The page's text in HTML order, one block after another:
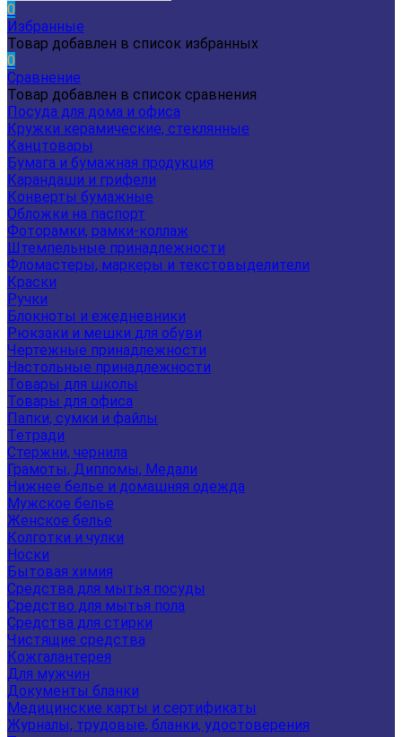
0
Избранные
Товар добавлен в список избранных
0
Сравнение
Товар добавлен в список сравнения
Посуда для дома и офиса
Кружки керамические, стеклянные
Канцтовары
Бумага и бумажная продукция
Карандаши и грифели
Конверты бумажные
Обложки на паспорт
Фоторамки, рамки-коллаж
Штемпельные принадлежности
Фломастеры, маркеры и текстовыделители
Краски
Ручки
Блокноты и ежедневники
Рюкзаки и мешки для обуви
Чертежные принадлежности
Настольные принадлежности
Товары для школы
Товары для офиса
Папки, сумки и файлы
Тетради
Стержни, чернила
Грамоты, Дипломы, Медали
Нижнее белье и домашняя одежда
Мужское белье
Женское белье
Колготки и чулки
Носки
Бытовая химия
Средства для мытья посуды
Средство для мытья пола
Средства для стирки
Чистящие средства
Кожгалантерея
Для мужчин
Документы бланки
Медицинские карты и сертификаты
Журналы, трудовые, бланки, удостоверения